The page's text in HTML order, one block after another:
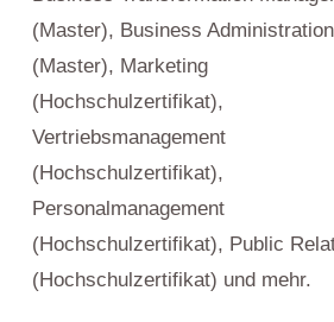
(Master), Business Administration
(Master), Marketing
(Hochschulzertifikat),
Vertriebsmanagement
(Hochschulzertifikat),
Personalmanagement
(Hochschulzertifikat), Public
(Hochschulzertifikat) und mehr.